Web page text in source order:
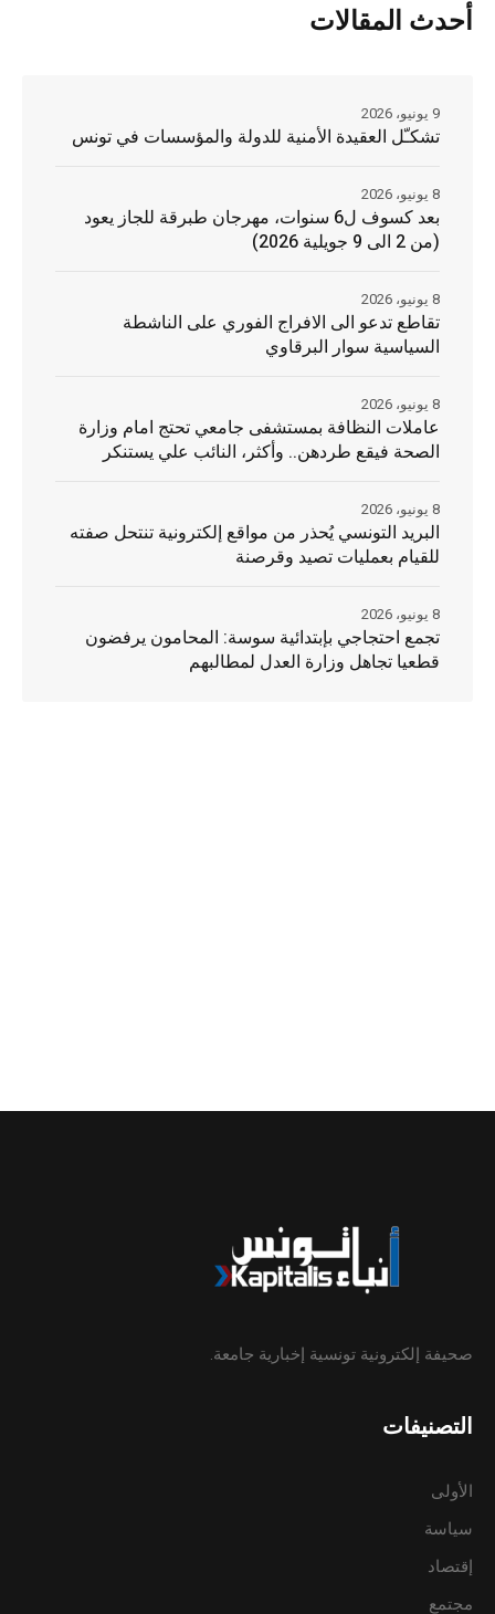
أحدث المقالات
تشكـّل العقيدة الأمنية للدولة والمؤسسات في تونس
9 يونيو، 2026
بعد كسوف ل6 سنوات، مهرجان طبرقة للجاز يعود
(من 2 الى 9 جويلية 2026)
8 يونيو، 2026
تقاطع تدعو الى الافراج الفوري على الناشطة
السياسية سوار البرقاوي
8 يونيو، 2026
عاملات النظافة بمستشفى جامعي تحتج امام وزارة
الصحة فيقع طردهن.. وأكثر، النائب علي يستنكر
8 يونيو، 2026
البريد التونسي يُحذر من مواقع إلكترونية تنتحل صفته
للقيام بعمليات تصيد وقرصنة
8 يونيو، 2026
تجمع احتجاجي بإبتدائية سوسة: المحامون يرفضون
قطعيا تجاهل وزارة العدل لمطالبهم
8 يونيو، 2026
صحيفة إلكترونية تونسية إخبارية جامعة.
التصنيفات
الأولى
سياسة
إقتصاد
مجتمع